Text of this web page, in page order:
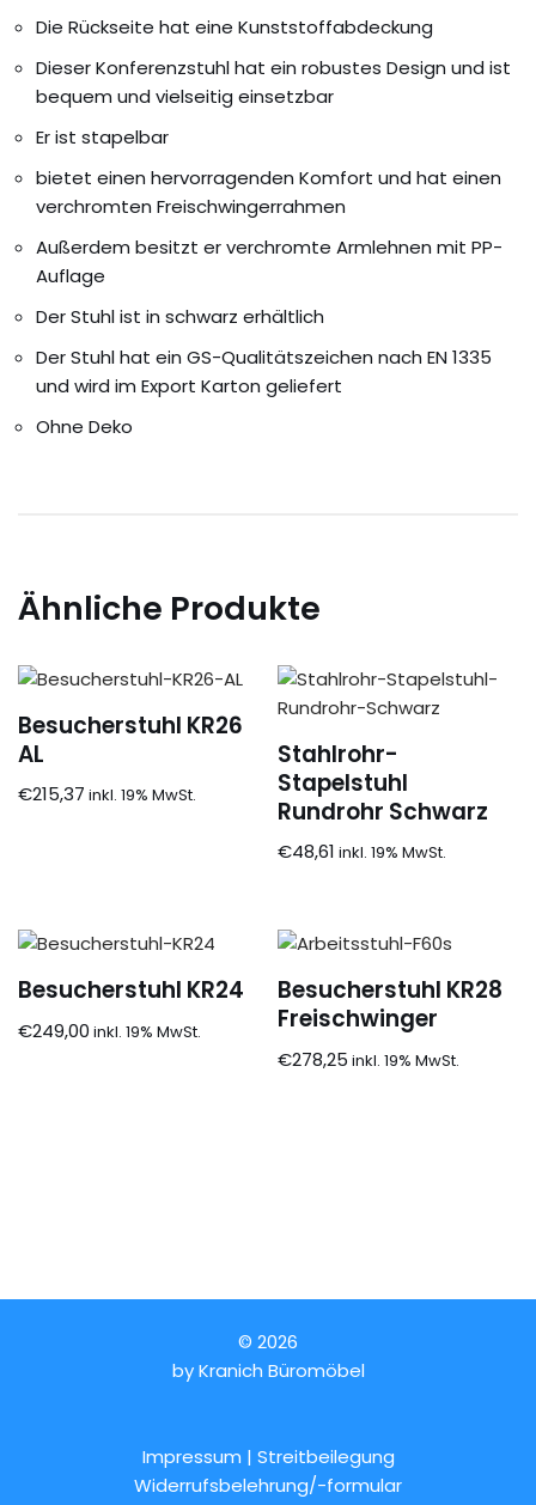
Die Rückseite hat eine Kunststoffabdeckung
Dieser Konferenzstuhl hat ein robustes Design und ist
bequem und vielseitig einsetzbar
Er ist stapelbar
bietet einen hervorragenden Komfort und hat einen
verchromten Freischwingerrahmen
Außerdem besitzt er verchromte Armlehnen mit PP-
Auflage
Der Stuhl ist in schwarz erhältlich
Der Stuhl hat ein GS-Qualitätszeichen nach EN 1335
und wird im Export Karton geliefert
Ohne Deko
Ähnliche Produkte
Besucherstuhl KR26
AL
€215,37
Stahlrohr-
Stapelstuhl
Rundrohr Schwarz
€48,61
Besucherstuhl KR24
€249,00
Besucherstuhl KR28
Freischwinger
€278,25
© 2026
byKranich Büromöbel
Impressum | Streitbeilegung
Widerrufsbelehrung/-formular